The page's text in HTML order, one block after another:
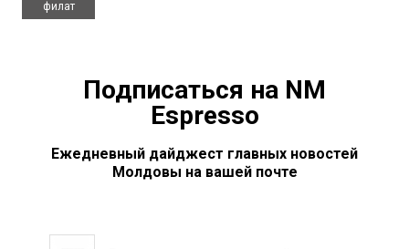
филат
Подписаться на NM
Espresso
Ежедневный дайджест главных новостей
Молдовы на вашей почте